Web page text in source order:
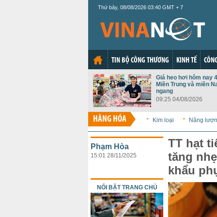
Thứ bảy, 08/08/2026 03:40 GMT + 7
TIN BỘ CÔNG THƯƠNG KINH TẾ
Giá heo hơi hôm nay
Miền Trung và miền
ngang
09:25 04/08/2026
HÀNG HÓA Kim loại Năng
TT hạt
tăng
khẩu
Phạm Hòa
15:01 28/11/2025
NỔI BẬT TRANG CHỦ